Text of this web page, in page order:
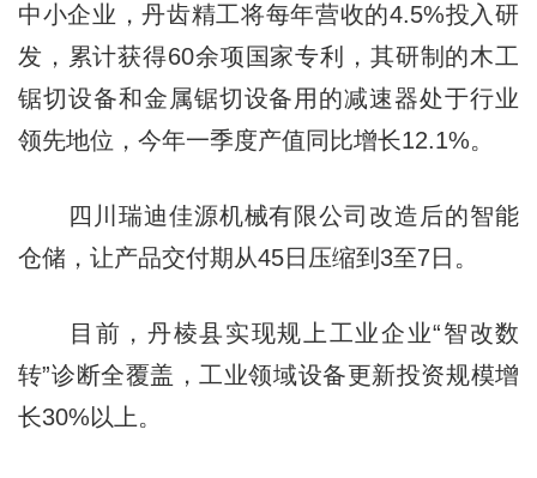
中小企业，丹齿精工将每年营收的4.5%投入研
发，累计获得60余项国家专利，其研制的木工
锯切设备和金属锯切设备用的减速器处于行业
领先地位，今年一季度产值同比增长12.1%。
四川瑞迪佳源机械有限公司改造后的智能
仓储，让产品交付期从45日压缩到3至7日。
目前，丹棱县实现规上工业企业“智改数
转”诊断全覆盖，工业领域设备更新投资规模增
长30%以上。